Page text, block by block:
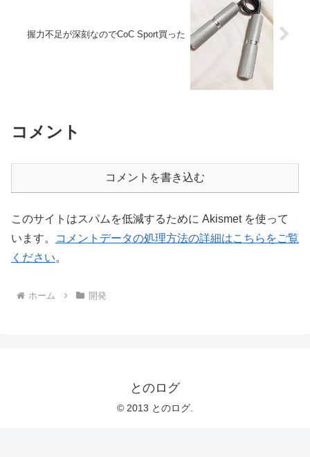
握力不足が深刻なのでCoC Sport買った
コメント
コメントを書き込む
このサイトはスパムを低減するために Akismet を使って
います。
コメントデータの処理方法の詳細はこちらをご覧
ください。
ホーム 開発
とのログ
© 2013 とのログ.